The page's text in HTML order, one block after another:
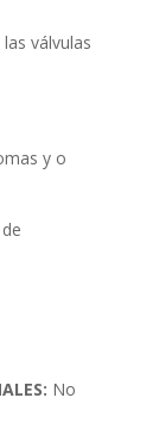
válvulas
y o
No